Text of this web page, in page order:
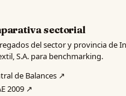
sectorial
del sector y provincia de
S.A. para benchmarking.
de Balances ↗
2009 ↗